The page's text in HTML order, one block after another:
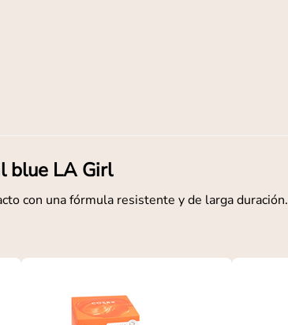
blue LA Girl
con una fórmula resistente y de larga duración.